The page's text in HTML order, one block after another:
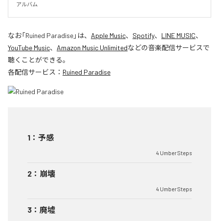
アルバム
なお「Ruined Paradise」は、 Apple Music、 Spotify、 LINE MUSIC、
YouTube Music、 Amazon Music Unlimitedなどの音楽配信サービスで
聴くことができる。
各配信サービス： Ruined Paradise
1 ： 予感
4 Umber Steps
2 ： 崩壊
4 Umber Steps
3 ： 廃墟